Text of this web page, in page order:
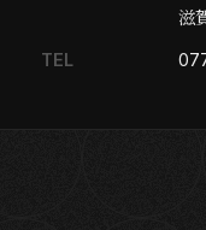
滋
TEL